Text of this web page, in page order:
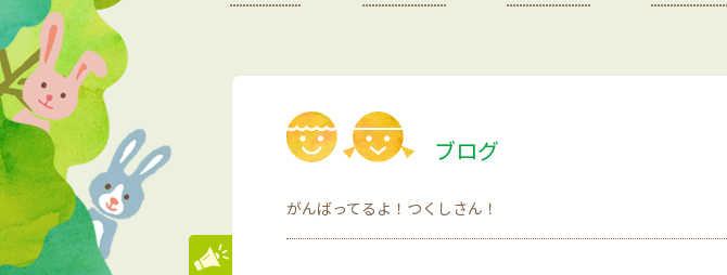
ブログ
がんばってるよ！つくしさん！